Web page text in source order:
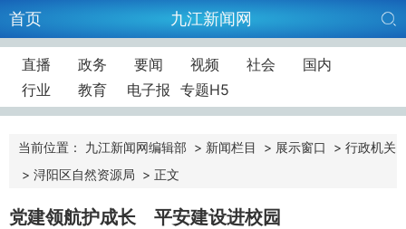
首页 九江新闻网
直播 政务 要闻 视频 社会
国内
行业
教育 电子报 专题H5
当前位置： 九江新闻网编辑部 > 新闻栏目 > 展示窗口 > 行政机关
> 浔阳区自然资源局 > 正文
党建领航护成长 平安建设进校园